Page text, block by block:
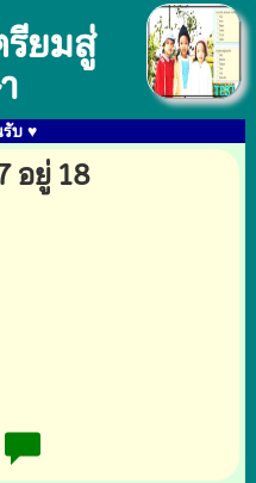
ยมสู่
บ ♥
อยู่ 18